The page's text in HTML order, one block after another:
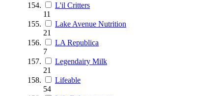
L'il Critters
11
Lake Avenue Nutrition
21
LA Republica
7
Legendairy Milk
21
Lifeable
54